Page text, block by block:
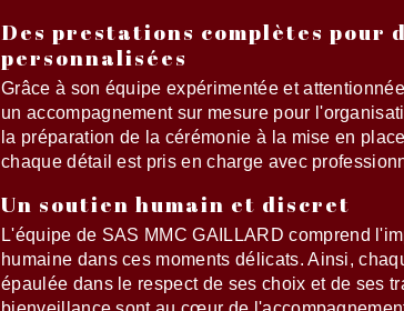
Des prestations complètes pour
personnalisées
Grâce à son équipe expérimentée et
un accompagnement sur mesure pour
la préparation de la cérémonie à la mise en
chaque détail est pris en charge avec
Un soutien humain et discret
L'équipe de SAS MMC GAILLARD comprend
humaine dans ces moments délicats. Ainsi,
épaulée dans le respect de ses choix et de ses